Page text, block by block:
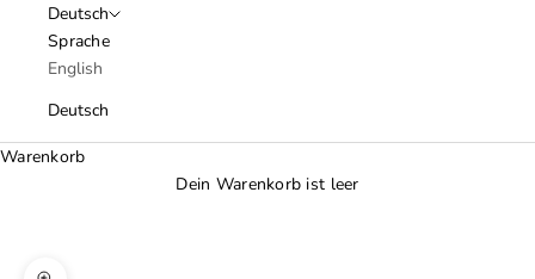
Deutsch
Sprache
English
Deutsch
Warenkorb
Dein Warenkorb ist leer